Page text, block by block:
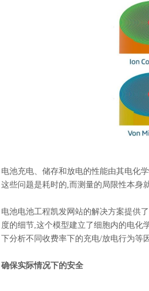
电池充电、储存和放电的性能由其电化
这些问题是耗时的,而测量的局限性本身
电池电池工程凯发网站的解决方案提供
度的细节,这个模型建立了细胞内的电化
下分析不同收费率下的充电/放电行为等
确保实际情况下的安全